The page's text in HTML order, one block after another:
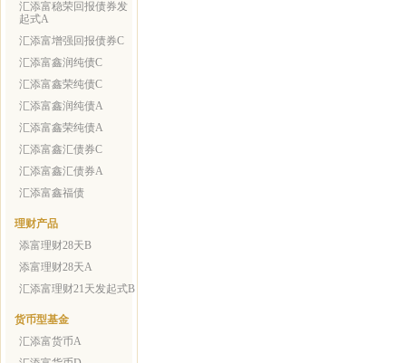
汇添富稳荣回报债券发
起式A
汇添富增强回报债券C
汇添富鑫润纯债C
汇添富鑫荣纯债C
汇添富鑫润纯债A
汇添富鑫荣纯债A
汇添富鑫汇债券C
汇添富鑫汇债券A
汇添富鑫福债
理财产品
添富理财28天B
添富理财28天A
汇添富理财21天发起式B
货币型基金
汇添富货币A